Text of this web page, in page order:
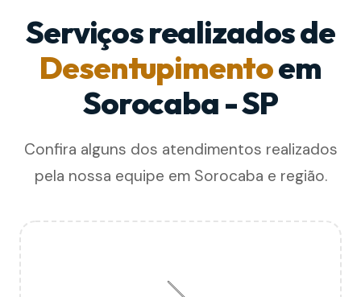
Serviços realizados de
Desentupimentoem
Sorocaba - SP
Confira alguns dos atendimentos realizados
pela nossa equipe em Sorocaba e região.